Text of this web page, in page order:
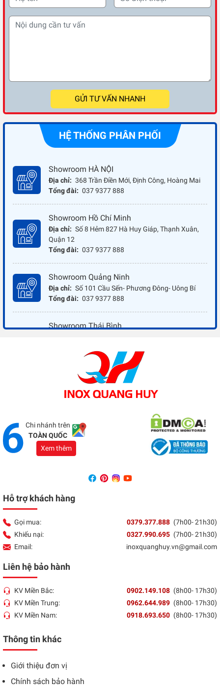
GỬI TƯ VẤN NHANH
HỆ THỐNG PHÂN PHỐI
Showroom HÀ NỘI
Địa chỉ: 368 Trần Điền Mới, Định Công, Hoàng Mai
Tổng đài: 037 9377 888
Showroom Hồ Chí Minh
Địa chỉ: Số 8 Hẻm 827 Hà Huy Giáp, Thạnh Xuân,
Quận 12
Tổng đài: 037 9377 888
Showroom Quảng Ninh
Địa chỉ: Số 101 Cầu Sến- Phương Đông- Uông Bí
Tổng đài: 037 9377 888
Showroom Thái Bình
037 9377 888
Showroom Đồng Nai
Địa chỉ: 1066 - QL 51 Tổ 3- Ấp Đồng- Phước Tân-
Chi nhánh trên
TOÀN QUỐC
Xem thêm
Hỗ trợ khách hàng
Gọi mua: 0379.377.888 (7h00- 21h30)
Khiếu nại:
0327.990.695 (7h00- 21h30)
Email:
inoxquanghuy.vn@gmail.com
Liên hệ bảo hành
KV Miền Bắc: 0902.149.108 (8h00- 17h30)
KV Miền Trung:
0962.644.989 (8h00- 17h30)
KV Miền Nam:
0918.693.650 (8h00- 17h30)
Thông tin khác
Giới thiệu đơn vị
Chính sách bảo hành